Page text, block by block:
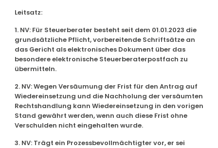
Leitsatz:
1. NV: Für Steuerberater besteht seit dem 01.01.2023 die
grundsätzliche Pflicht, vorbereitende Schriftsätze an
das Gericht als elektronisches Dokument über das
besondere elektronische Steuerberaterpostfach zu
übermitteln.
2. NV: Wegen Versäumung der Frist für den Antrag auf
Wiedereinsetzung und die Nachholung der versäumten
Rechtshandlung kann Wiedereinsetzung in den vorigen
Stand gewährt werden, wenn auch diese Frist ohne
Verschulden nicht eingehalten wurde.
3. NV: Trägt ein Prozessbevollmächtigter vor, er sei